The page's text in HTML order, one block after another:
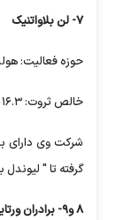
۷- لن بلاواتنیک
حوزه فعالیت:
خالص ثروت: ۱۶.۳ میلیارد دلار
شرکت وی دارای
گرفته تا "
۸ و۹- برادران ورتایمر